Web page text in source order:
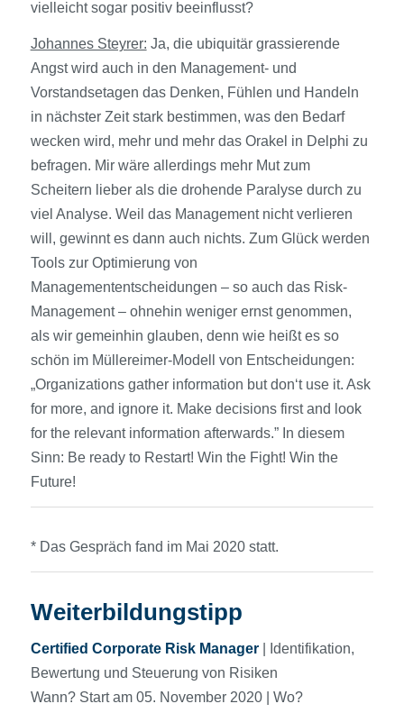
vielleicht sogar positiv beeinflusst?
Johannes Steyrer: Ja, die ubiquitär grassierende
Angst wird auch in den Management- und
Vorstandsetagen das Denken, Fühlen und Handeln
in nächster Zeit stark bestimmen, was den Bedarf
wecken wird, mehr und mehr das Orakel in Delphi zu
befragen. Mir wäre allerdings mehr Mut zum
Scheitern lieber als die drohende Paralyse durch zu
viel Analyse. Weil das Management nicht verlieren
will, gewinnt es dann auch nichts. Zum Glück werden
Tools zur Optimierung von
Managemententscheidungen – so auch das Risk-
Management – ohnehin weniger ernst genommen,
als wir gemeinhin glauben, denn wie heißt es so
schön im Müllereimer-Modell von Entscheidungen:
„Organizations gather information but don‘t use it. Ask
for more, and ignore it. Make decisions first and look
for the relevant information afterwards.” In diesem
Sinn: Be ready to Restart! Win the Fight! Win the
Future!
* Das Gespräch fand im Mai 2020 statt.
Weiterbildungstipp
Certified Corporate Risk Manager| Identifikation,
Bewertung und Steuerung von Risiken
Wann? Start am 05. November 2020 | Wo?